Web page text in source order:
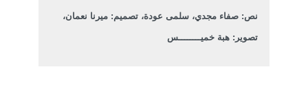
نص: صفاء مجدي، سلمى عودة، تصميم: ميرنا نعمان،
تصوير: هبة خميــــــــس